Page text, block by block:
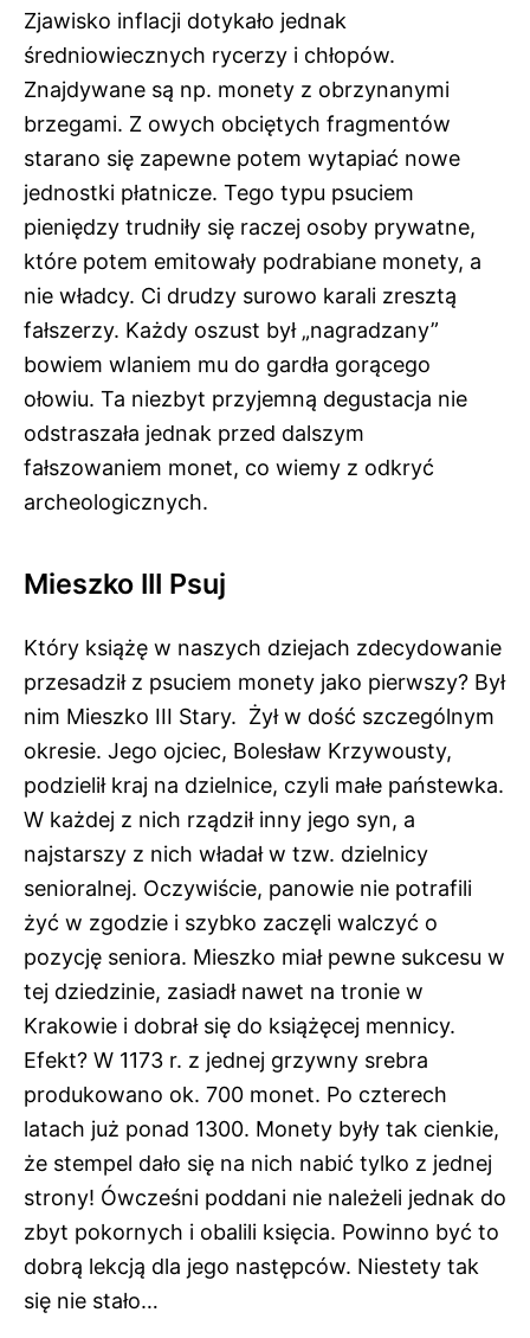
Zjawisko inflacji dotykało jednak
średniowiecznych rycerzy i chłopów.
Znajdywane są np. monety z obrzynanymi
brzegami. Z owych obciętych fragmentów
starano się zapewne potem wytapiać nowe
jednostki płatnicze. Tego typu psuciem
pieniędzy trudniły się raczej osoby prywatne,
które potem emitowały podrabiane monety, a
nie władcy. Ci drudzy surowo karali zresztą
fałszerzy. Każdy oszust był „nagradzany”
bowiem wlaniem mu do gardła gorącego
ołowiu. Ta niezbyt przyjemną degustacja nie
odstraszała jednak przed dalszym
fałszowaniem monet, co wiemy z odkryć
archeologicznych.
Mieszko III Psuj
Który książę w naszych dziejach zdecydowanie
przesadził z psuciem monety jako pierwszy? Był
nim Mieszko III Stary. Żył w dość szczególnym
okresie. Jego ojciec, Bolesław Krzywousty,
podzielił kraj na dzielnice, czyli małe państewka.
W każdej z nich rządził inny jego syn, a
najstarszy z nich władał w tzw. dzielnicy
senioralnej. Oczywiście, panowie nie potrafili
żyć w zgodzie i szybko zaczęli walczyć o
pozycję seniora. Mieszko miał pewne sukcesu w
tej dziedzinie, zasiadł nawet na tronie w
Krakowie i dobrał się do książęcej mennicy.
Efekt? W 1173 r. z jednej grzywny srebra
produkowano ok. 700 monet. Po czterech
latach już ponad 1300. Monety były tak cienkie,
że stempel dało się na nich nabić tylko z jednej
strony! Ówcześni poddani nie należeli jednak do
zbyt pokornych i obalili księcia. Powinno być to
dobrą lekcją dla jego następców. Niestety tak
się nie stało…